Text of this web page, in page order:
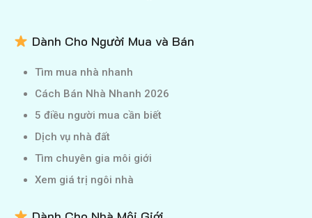
Dành Cho Người Mua và Bán
Tìm mua nhà nhanh
Cách Bán Nhà Nhanh 2026
5 điều người mua cần biết
Dịch vụ nhà đất
Tìm chuyên gia môi giới
Xem giá trị ngôi nhà